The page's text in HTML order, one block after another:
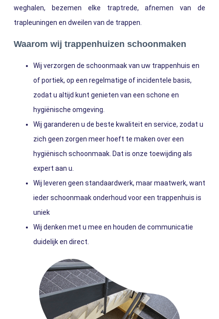
weghalen, bezemen elke traptrede, afnemen van de
trapleuningen en dweilen van de trappen.
Waarom wij trappenhuizen schoonmaken​
Wij verzorgen de schoonmaak van uw trappenhuis en
of portiek, op een regelmatige of incidentele basis,
zodat u altijd kunt genieten van een schone en
hygiënische omgeving.
Wij garanderen u de beste kwaliteit en service, zodat u
zich geen zorgen meer hoeft te maken over een
hygiënisch schoonmaak. Dat is onze toewijding als
expert aan u.
Wij leveren geen standaardwerk, maar maatwerk, want
ieder schoonmaak onderhoud voor een trappenhuis is
uniek
Wij denken met u mee en houden de communicatie
duidelijk en direct.